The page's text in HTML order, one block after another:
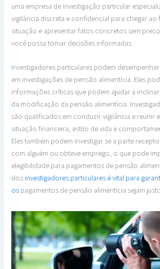
uma empresa de investigação particular
vigilância discreta e confidencial para chegar ao
situação e apresentar fatos concretos sem
você possa tomar decisões informadas.
Investigadores particulares podem
em investigações de pensão alimentícia. Eles
informações críticas que podem ajudar a
da modificação da pensão alimentícia.
são qualificados em conduzir vigilância e reunir
situação financeira, estilo de vida e
Eles também podem investigar se a parte
com alguém ou obteve emprego, o que pode
elegibilidade para pagamentos de pensão
dos investigadores particulares é vital para
os pagamentos de pensão alimentícia sejam